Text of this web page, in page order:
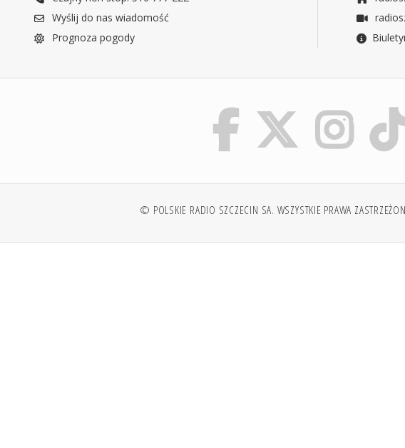
Wyślij do nas wiadomość
Prognoza pogody
© POLSKIE RADIO SZCZECIN SA. WSZYSTKIE PRAWA